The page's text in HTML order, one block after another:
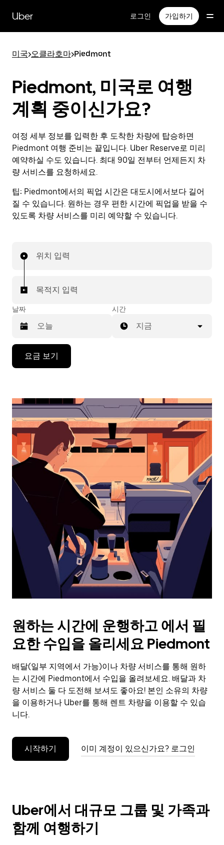
Uber 로그인 가입하기
미국>오클라호마>Piedmont
Piedmont, 미국로 여행
계획 중이신가요?
여정 세부 정보를 입력한 후 도착한 차량에 탑승하면
Piedmont 여행 준비는 끝입니다. Uber Reserve로 미리
예약하실 수도 있습니다. 최대 90일 전부터 언제든지 차
량 서비스를 요청하세요.
팁: Piedmont에서의 픽업 시간은 대도시에서보다 길어
질 수 있습니다. 원하는 경우 편한 시간에 픽업을 받을 수
있도록 차량 서비스를 미리 예약할 수 있습니다.
위치 입력
목적지 입력
날짜
작
면
아
래
화
살
표
러
날
짜
캘
린
더
닫
으
려
면
Esc
키
누
세
시간
지금
요금 보기
원하는 시간에 운행하고 에서 필
요한 수입을 올리세요 Piedmont
배달(일부 지역에서 가능)이나 차량 서비스를 통해 원하
는 시간에 Piedmont에서 수입을 올려보세요. 배달과 차
량 서비스 둘 다 도전해 보셔도 좋아요! 본인 소유의 차량
을 이용하거나 Uber를 통해 렌트 차량을 이용할 수 있습
니다.
시작하기 이미 계정이 있으신가요? 로그인
Uber에서 대규모 그룹 및 가족과
함께 여행하기